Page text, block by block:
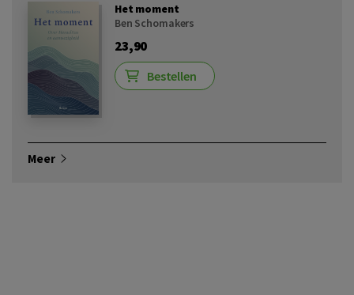
Het moment
Ben Schomakers
23,90
Bestellen
Meer